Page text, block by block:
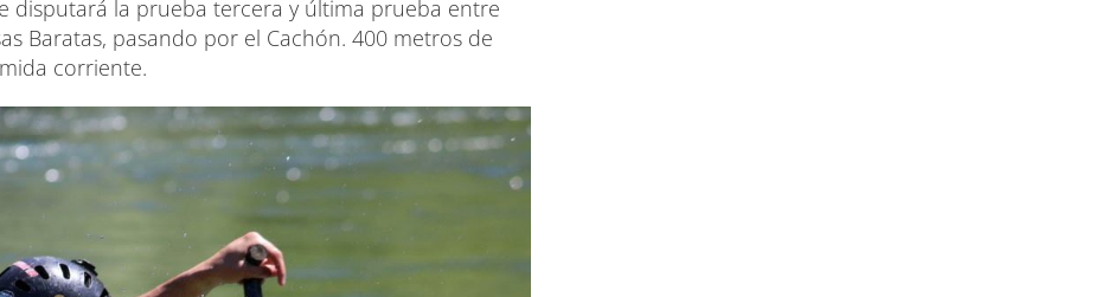
disputará la prueba tercera y última prueba entre
Baratas, pasando por el Cachón. 400 metros de
corriente.